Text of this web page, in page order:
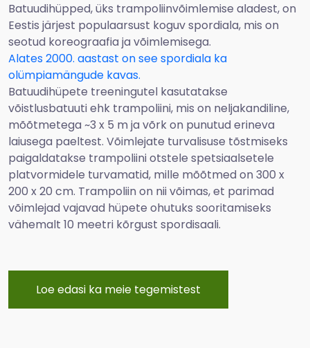
Batuudihüpped, üks trampoliinvõimlemise aladest, on
Eestis järjest populaarsust koguv spordiala, mis on
seotud koreograafia ja võimlemisega.
Alates 2000. aastast on see spordiala ka
olümpiamängude kavas.
Batuudihüpete treeningutel kasutatakse
võistlusbatuuti ehk trampoliini, mis on neljakandiline,
mõõtmetega ~3 x 5 m ja võrk on punutud erineva
laiusega paeltest. Võimlejate turvalisuse tõstmiseks
paigaldatakse trampoliini otstele spetsiaalsetele
platvormidele turvamatid, mille mõõtmed on 300 x
200 x 20 cm. Trampoliin on nii võimas, et parimad
võimlejad vajavad hüpete ohutuks sooritamiseks
vähemalt 10 meetri kõrgust spordisaali.
Loe edasi ka meie tegemistest